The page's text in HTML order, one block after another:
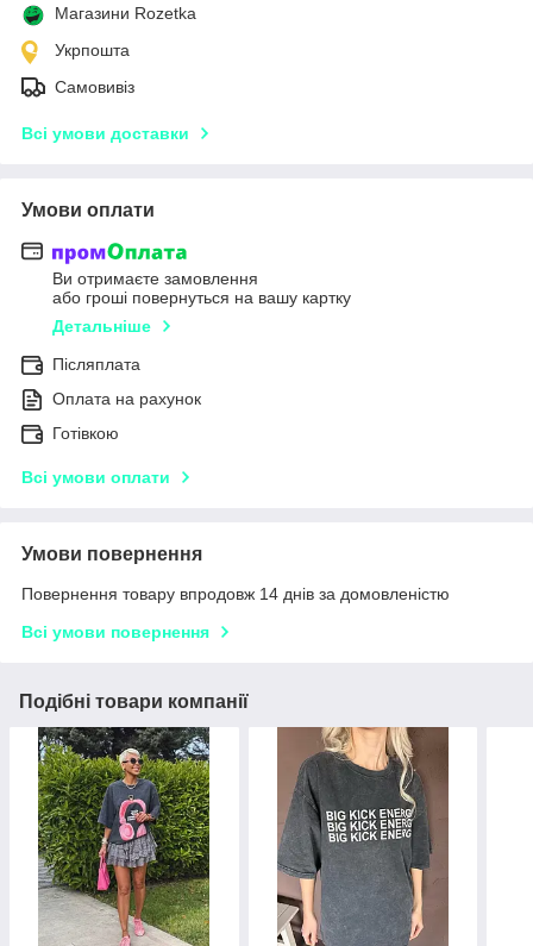
Магазини Rozetka
Укрпошта
Самовивіз
Всі умови доставки
Умови оплати
Ви отримаєте замовлення
або гроші повернуться на вашу картку
Детальніше
Післяплата
Оплата на рахунок
Готівкою
Всі умови оплати
Умови повернення
Повернення товару впродовж 14 днів за домовленістю
Всі умови повернення
Подібні товари компанії